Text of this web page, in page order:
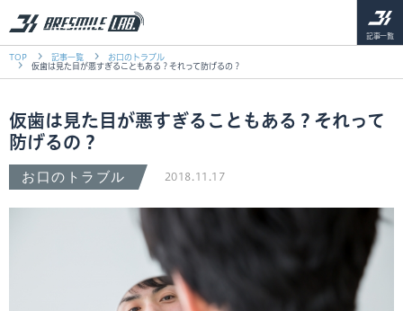
記事一覧
TOP 記事一覧
お口のトラブル
仮歯は見た目が悪すぎることもある？それって防げるの？
仮歯は見た目が悪すぎることもある？それって
防げるの？
お口のトラブル 2018.11.17